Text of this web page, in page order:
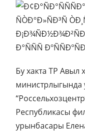
Бу хакта ТР Авыл
министрлыгында
Республикасы
урынбасары